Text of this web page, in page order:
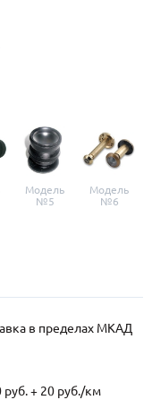
Модель
№5
Модель
№6
в пределах МКАД
+ 20 руб./км